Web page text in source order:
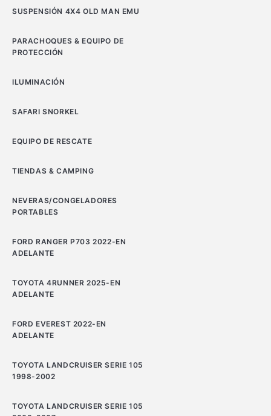
SUSPENSIÓN 4X4 OLD MAN EMU
PARACHOQUES & EQUIPO DE
PROTECCIÓN
ILUMINACIÓN
SAFARI SNORKEL
EQUIPO DE RESCATE
TIENDAS & CAMPING
NEVERAS/CONGELADORES
PORTABLES
FORD RANGER P703 2022-EN
ADELANTE
TOYOTA 4RUNNER 2025-EN
ADELANTE
FORD EVEREST 2022-EN
ADELANTE
TOYOTA LANDCRUISER SERIE 105
1998-2002
TOYOTA LANDCRUISER SERIE 105